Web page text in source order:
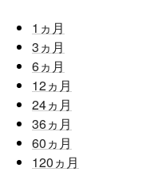
1 ヵ月
3ヵ月
6ヵ月
12ヵ月
24ヵ月
36ヵ月
60ヵ月
120ヵ月